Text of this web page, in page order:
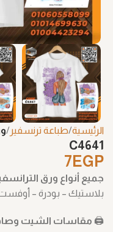
الرئيسية طباعة ترنسفير
C4641
7 EGP
جميع أنواع ورق
بلاستيك – بودرة –
🖨️ مقاسات الشيت